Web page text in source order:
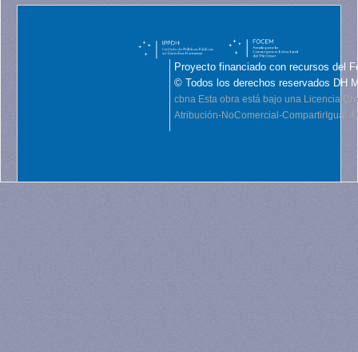
Proyecto financiado con recursos del
© Todos los derechos reservados DH
cbna Esta obra está bajo una Licencia
Atribución-NoComercial-CompartirIgual